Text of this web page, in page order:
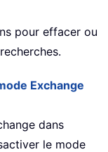
pour effacer ou
Exchange
dans
le mode